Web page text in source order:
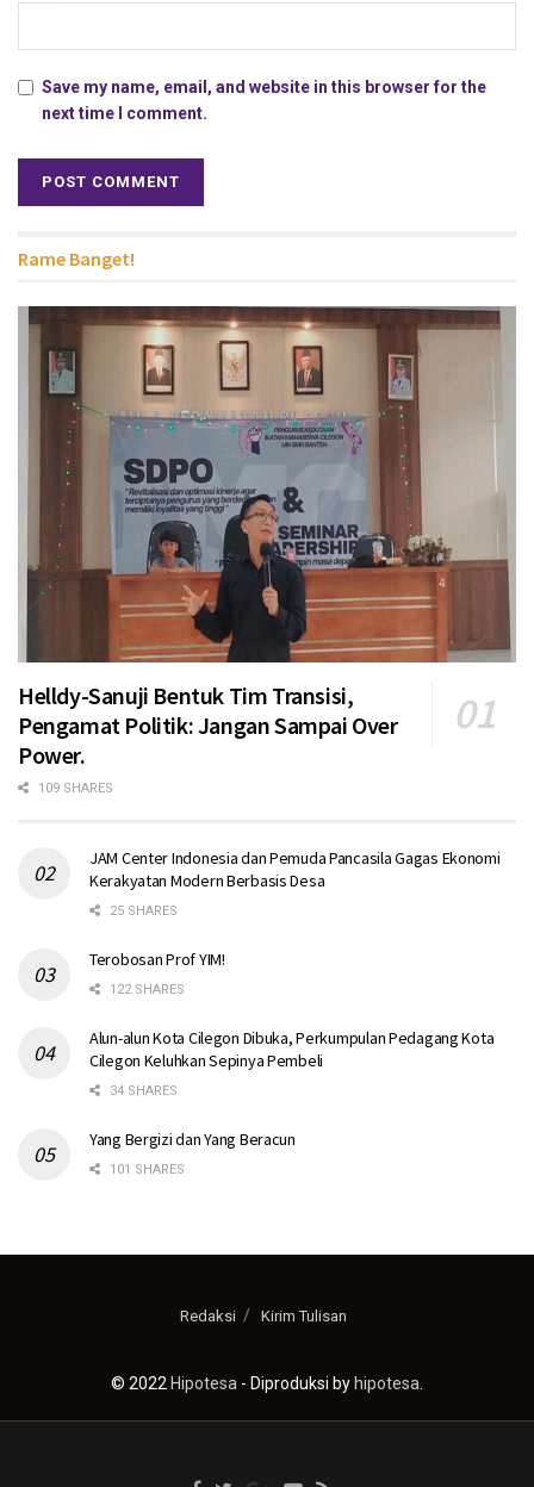
Save my name, email, and website in this browser for the
next time I comment.
Rame Banget!
Helldy-Sanuji Bentuk Tim Transisi,
Pengamat Politik: Jangan Sampai Over
Power.
109 SHARES
JAM Center Indonesia dan Pemuda Pancasila Gagas Ekonomi
Kerakyatan Modern Berbasis Desa
25 SHARES
Terobosan Prof YIM!
122 SHARES
Alun-alun Kota Cilegon Dibuka, Perkumpulan Pedagang Kota
Cilegon Keluhkan Sepinya Pembeli
34 SHARES
Yang Bergizi dan Yang Beracun
101 SHARES
Redaksi Kirim Tulisan
© 2022 Hipotesa - Diproduksi by hipotesa